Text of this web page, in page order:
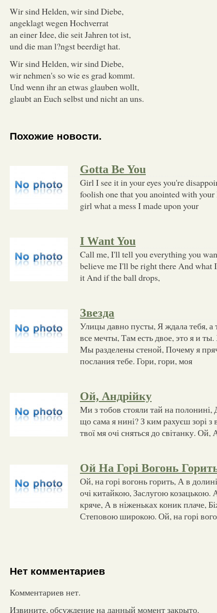
Wir sind Helden, wir sind Diebe,
angeklagt wegen Hochverrat
an einer Idee, die seit Jahren tot ist,
und die man l?ngst beerdigt hat.
Wir sind Helden, wir sind Diebe,
wir nehmen's so wie es grad kommt.
Und wenn ihr an etwas glauben wollt,
glaubt an Euch selbst und nicht an uns.
Похожие новости.
Gotta Be You
Girl I see it in your eyes you're
foolish one that you anointed with
girl what a mess I made upon your
I Want You
Call me, I'll tell you everything you
believe me I'll be right there And what
it And if the ball drops,
Звезда
Улицы давно пусты, Я ждала тебя, а
все мечты, Там есть двое, это я и
Мы разделены стеной, Почему я
послания тебе. Гори, гори, моя
Ой, Андрійку
Ми з тобов стояли тай на
що сама я нині? З ким рахуєш зорі
твої мя очі сняться до світанку.
Ой На Горі Вогонь
Ой, на горі вогонь горить, А в
очі китайкою, Заслугою козацькою.
кряче, А в ніженьках коник плаче,
Степовою широкою. Ой, на горі
Нет комментариев
Комментариев нет.
Извините, обсуждение на данный момент закрыто.